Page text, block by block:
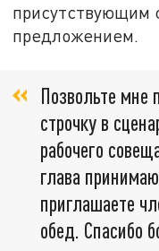
присутствующим
предложением.
Позвольте мне
строчку в
рабочего
глава
приглашаете
обед. Спасибо